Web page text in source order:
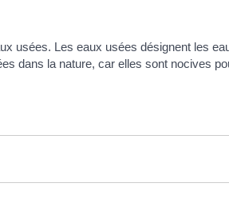
usées. Les eaux usées désignent les
dans la nature, car elles sont nocives